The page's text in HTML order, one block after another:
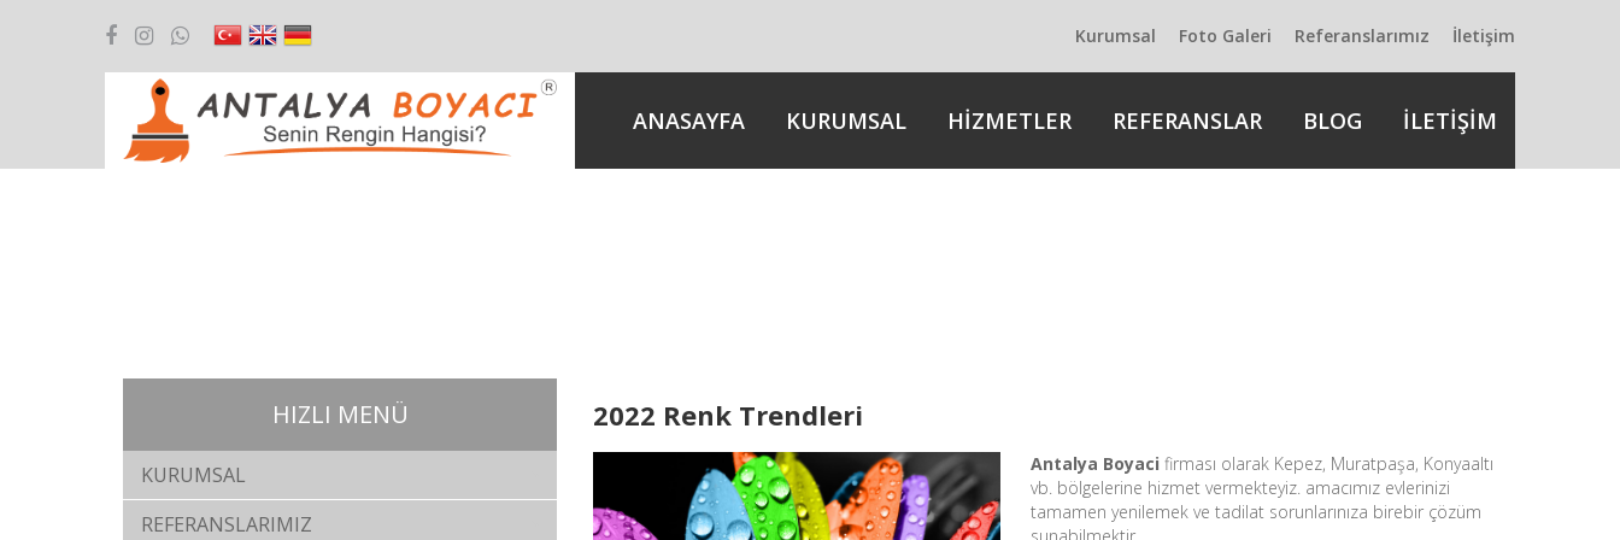
Kurumsal Foto Galeri Referanslarımız İletişim
ANASAYFA KURUMSAL HİZMETLER REFERANSLAR BLOG İLETİŞİM
HIZLI MENÜ
KURUMSAL
REFERANSLARIMIZ
2022 Renk Trendleri
Antalya Boyaci firması olarak Kepez, Muratpaşa, Konyaaltı
vb. bölgelerine hizmet vermekteyiz. amacımız evlerinizi
tamamen yenilemek ve tadilat sorunlarınıza birebir çözüm